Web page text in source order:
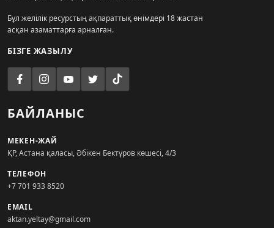
Бұл желілік ресурстың ақпараттық өнімдері 18 жастан
асқан азаматтарға арналған.
БІЗГЕ ЖАЗЫЛУ
БАЙЛАНЫС
МЕКЕН-ЖАЙ
ҚР, Астана қаласы, Әбікен Бектұров көшесі, 4/3
ТЕЛЕФОН
+7 701 933 8520
EMAIL
aktan.yeltay@gmail.com